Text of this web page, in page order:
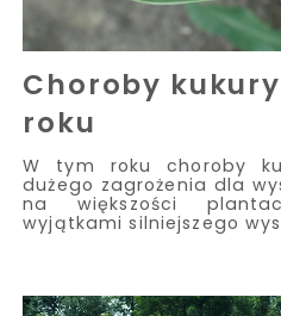
Choroby
roku
W tym roku choroby
dużego zagrożenia dla
na większości
wyjątkami silniejszego